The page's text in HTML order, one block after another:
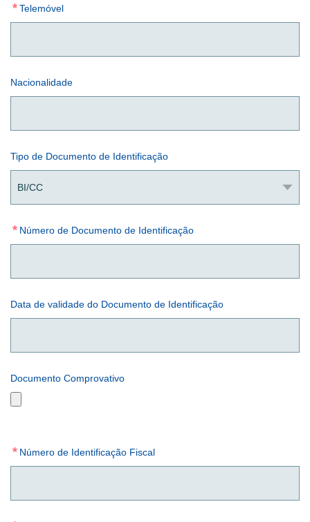
*Telemóvel
Nacionalidade
Tipo de Documento de Identificação
* Número de Documento de Identificação
Data de validade do Documento de Identificação
Documento Comprovativo
* Número de Identificação Fiscal